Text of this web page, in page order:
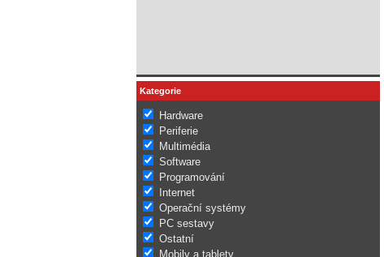
Kategorie
Hardware
Periferie
Multimédia
Software
Programování
Internet
Operační systémy
PC sestavy
Ostatní
Mobily a tablety